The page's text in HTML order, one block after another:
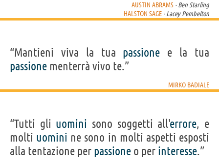
AUSTIN ABRAMS - Ben Starling
HALSTON SAGE - Lacey Pembelton
“Mantieni viva la tua passione e la tua
passione menterrà vivo te.”
MIRKO BADIALE
“Tutti gli uomini sono soggetti all'errore, e
molti uomini ne sono in molti aspetti esposti
alla tentazione per passione o per interesse.”